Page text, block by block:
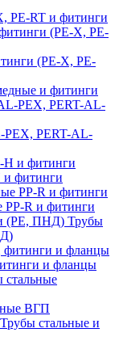
PE-RT и фитинги
(PE-X, PE-
и фитинги
PEX, PERT-AL-
фитинги
R и фитинги
Трубы
и фланцы
стальные
ВГП
Трубы стальные и